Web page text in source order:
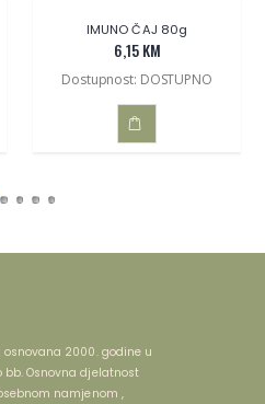
IMUNO ČAJ 80g
6,15 KM
Dostupnost: DOSTUPNO
2000. godine u
bb. Osnovna djelatnost
namjenom ,